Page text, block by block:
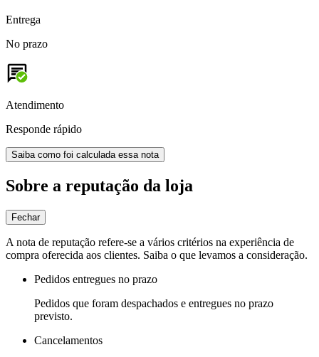
Entrega
No prazo
Atendimento
Responde rápido
Saiba como foi calculada essa nota
Sobre a reputação da loja
Fechar
A nota de reputação refere-se a vários critérios na experiência de
compra oferecida aos clientes. Saiba o que levamos a consideração.
Pedidos entregues no prazo
Pedidos que foram despachados e entregues no prazo
previsto.
Cancelamentos